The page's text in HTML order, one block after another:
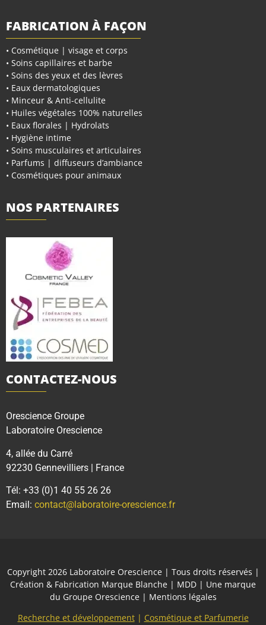
FABRICATION À FAÇON
• Cosmétique | visage et corps
• Soins capillaires et barbe
• Soins des yeux et des lèvres
• Eaux dermatologiques
• Minceur & Anti-cellulite
• Huiles végétales 100% naturelles
• Eaux florales | Hydrolats
• Hygiène intime
• Soins musculaires et articulaires
• Parfums | diffuseurs d’ambiance
• Cosmétiques pour animaux
NOS PARTENAIRES
CONTACTEZ-NOUS
Orescience Groupe
Laboratoire Orescience
4, allée du Carré
92230 Gennevilliers | France
Tél: +33 (0)1 40 55 26 26
Email: contact@laboratoire-orescience.fr
Copyright 2026 Laboratoire Orescience | Tous droits réservés |
Création & Fabrication Marque Blanche | MDD | Une marque
du Groupe Orescience| Mentions légales
Recherche et développement| Cosmétique et Parfumerie